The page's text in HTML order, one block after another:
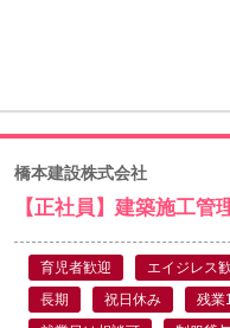
橋本建設株式会社
【正社員】建築施工管
育児者歓迎 エイジレス
長期
祝日休み 残業